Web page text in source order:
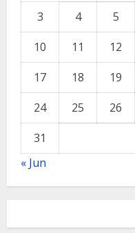
3 4 5
10
11 12
17
18 19
24
25 26
31
« Jun